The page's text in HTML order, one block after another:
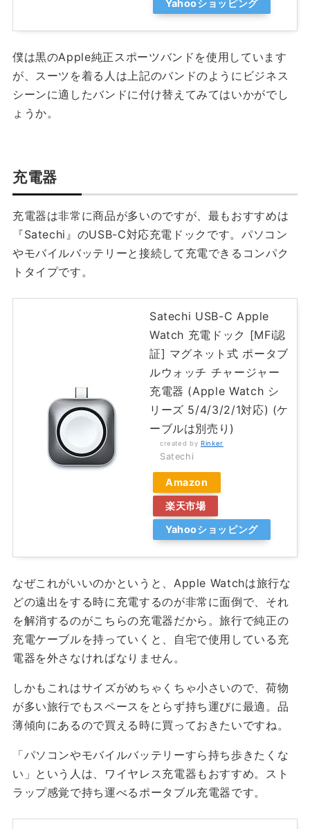
Yahooショッピング
僕は黒のApple純正スポーツバンドを使用しています
が、スーツを着る人は上記のバンドのようにビジネス
シーンに適したバンドに付け替えてみてはいかがでし
ょうか。
充電器
充電器は非常に商品が多いのですが、最もおすすめは
『Satechi』のUSB-C対応充電ドックです。パソコン
やモバイルバッテリーと接続して充電できるコンパク
トタイプです。
Satechi USB-C Apple
Watch 充電ドック [MFi認
証] マグネット式 ポータブ
ルウォッチ チャージャー
充電器 (Apple Watch シ
リーズ 5/4/3/2/1対応) (ケ
ーブルは別売り)
created by Rinker
Satechi
Amazon
楽天市場
Yahooショッピング
なぜこれがいいのかというと、Apple Watchは旅行な
どの遠出をする時に充電するのが非常に面倒で、それ
を解消するのがこちらの充電器だから。旅行で純正の
充電ケーブルを持っていくと、自宅で使用している充
電器を外さなければなりません。
しかもこれはサイズがめちゃくちゃ小さいので、荷物
が多い旅行でもスペースをとらず持ち運びに最適。品
薄傾向にあるので買える時に買っておきたいですね。
「パソコンやモバイルバッテリーすら持ち歩きたくな
い」という人は、ワイヤレス充電器もおすすめ。スト
ラップ感覚で持ち運べるポータブル充電器です。